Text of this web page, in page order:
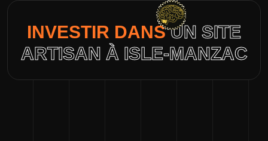
INVESTIR DANSUN SITE
ARTISAN À ISLE-MANZAC